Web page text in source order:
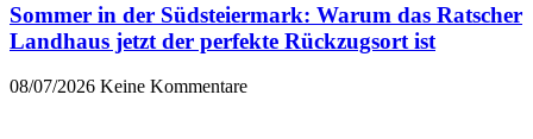
Sommer in der Südsteiermark: Warum das Ratscher
Landhaus jetzt der perfekte Rückzugsort ist
08/07/2026 Keine Kommentare